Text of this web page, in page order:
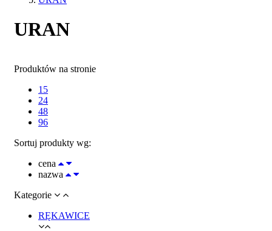
URAN
Produktów na stronie
15
24
48
96
Sortuj produkty wg:
cena
nazwa
Kategorie
RĘKAWICE